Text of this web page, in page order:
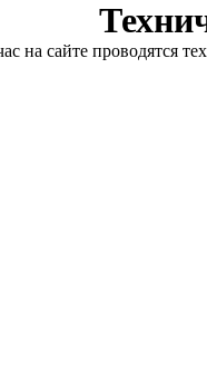
на сайте проводятся